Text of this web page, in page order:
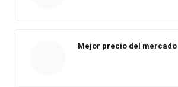
Mejor precio del mercado